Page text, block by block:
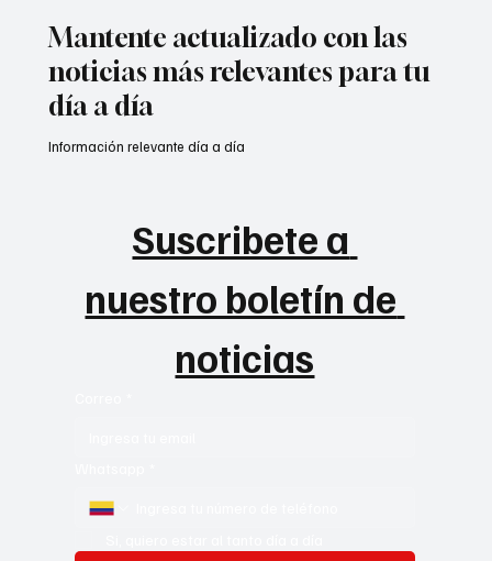
Mantente actualizado con las
noticias más relevantes para tu
día a día
Suscribete a
nuestro boletín de
noticias
Información relevante día a día